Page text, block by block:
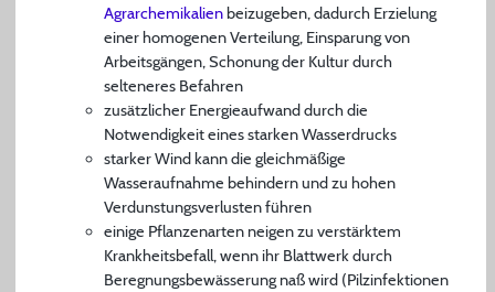
Agrarchemikalienbeizugeben, dadurch Erzielung
einer homogenen Verteilung, Einsparung von
Arbeitsgängen, Schonung der Kultur durch
selteneres Befahren
zusätzlicher Energieaufwand durch die
Notwendigkeit eines starken Wasserdrucks
starker Wind kann die gleichmäßige
Wasseraufnahme behindern und zu hohen
Verdunstungsverlusten führen
einige Pflanzenarten neigen zu verstärktem
Krankheitsbefall, wenn ihr Blattwerk durch
Beregnungsbewässerung naß wird (Pilzinfektionen